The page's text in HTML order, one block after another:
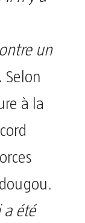
un
Selon
à la
a été